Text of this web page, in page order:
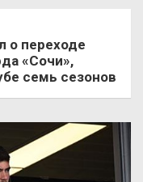
о переходе
«Сочи»,
семь сезонов